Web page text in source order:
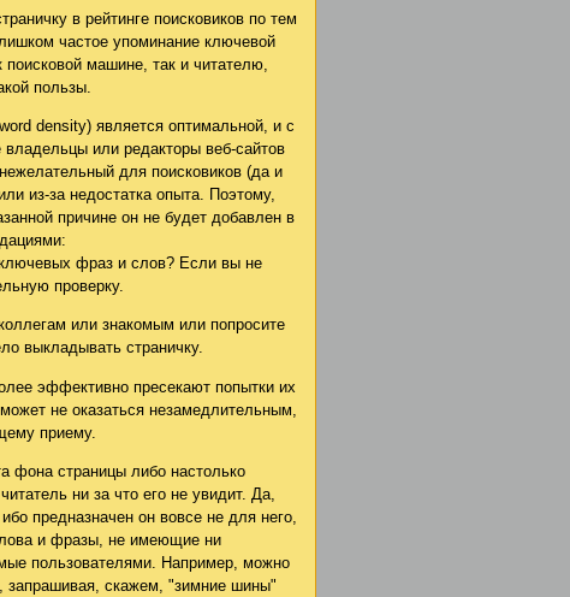
в рейтинге поисковиков по тем
частое упоминание ключевой
машине, так и читателю,
пользы.
density) является оптимальной, и с
или редакторы веб-сайтов
для поисковиков (да и
из-за недостатка опыта. Поэтому,
причине он не будет добавлен в
фраз и слов? Если вы не
проверку.
или знакомым или попросите
выкладывать страничку.
эффективно пресекают попытки их
не оказаться незамедлительным,
приему.
фона страницы либо настолько
ни за что его не увидит. Да,
предназначен он вовсе не для него,
и фразы, не имеющие ни
пользователями. Например, можно
запрашивая, скажем, "зимние шины"